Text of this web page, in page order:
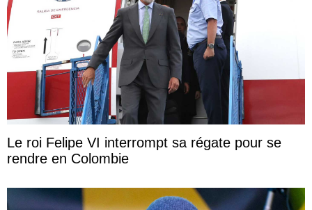
Le roi Felipe VI interrompt sa régate pour se
rendre en Colombie